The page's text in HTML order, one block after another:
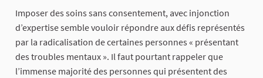
Imposer des soins sans consentement, avec injonction
d’expertise semble vouloir répondre aux défis représentés
par la radicalisation de certaines personnes « présentant
des troubles mentaux ». Il faut pourtant rappeler que
l’immense majorité des personnes qui présentent des